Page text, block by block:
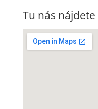
Tu nás nájdete